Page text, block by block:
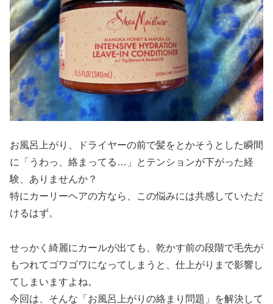
お風呂上がり、ドライヤーの前で髪をとかそうとした瞬間
に「うわっ、絡まってる…」とテンションが下がった経
験、ありませんか？
特にカーリーヘアの方なら、この悩みには共感していただ
けるはず。
せっかく綺麗にカールが出ても、乾かす前の段階で毛先が
もつれてゴワゴワになってしまうと、仕上がりまで影響し
てしまいますよね。
今回は、そんな「お風呂上がりの絡まり問題」を解決して